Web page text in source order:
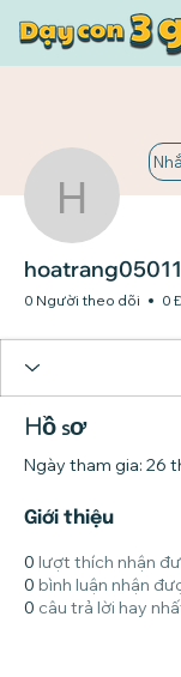
0 Người theo dõi 0
Hồ sơ
Ngày tham gia: 26
Giới thiệu
0 lượt thích nhận
0 bình luận nhận
0 câu trả lời hay